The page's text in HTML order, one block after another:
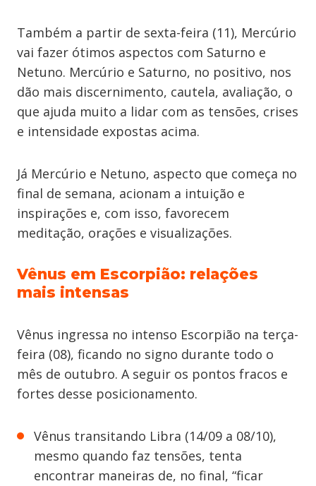
Também a partir de sexta-feira (11), Mercúrio
vai fazer ótimos aspectos com Saturno e
Netuno. Mercúrio e Saturno, no positivo, nos
dão mais discernimento, cautela, avaliação, o
que ajuda muito a lidar com as tensões, crises
e intensidade expostas acima.
Já Mercúrio e Netuno, aspecto que começa no
final de semana, acionam a intuição e
inspirações e, com isso, favorecem
meditação, orações e visualizações.
Vênus em Escorpião: relações
mais intensas
Vênus ingressa no intenso Escorpião na terça-
feira (08), ficando no signo durante todo o
mês de outubro. A seguir os pontos fracos e
fortes desse posicionamento.
Vênus transitando Libra (14/09 a 08/10),
mesmo quando faz tensões, tenta
encontrar maneiras de, no final, “ficar